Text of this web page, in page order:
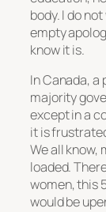
body. I do
empty
know it is.
In Canada,
majority
except in a
it is
We all know,
loaded.
women, this
would be